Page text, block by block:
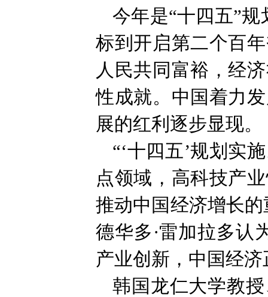
今年是“十四五”
标到开启第二个百
人民共同富裕，经
性成就。中国着力
展的红利逐步显现。
“‘十四五’规划实
点领域，高科技产
推动中国经济增长
德华多·雷加拉多认
产业创新，中国经
韩国龙仁大学教